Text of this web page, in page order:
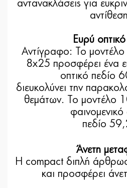
αντανακλάσεις για
Ευρύ
Αντίγραφο: Το μοντέλο
8x25 προσφέρει ένα
οπτικό πεδίο
διευκολύνει την
θεμάτων. Το μοντέλο
φαινομενικό
πεδίο
Άνετη
Η compact διπλή
και προσφέρει